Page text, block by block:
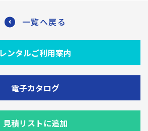
一覧へ戻る
レンタルご利用案内
電子カタログ
見積リストに追加